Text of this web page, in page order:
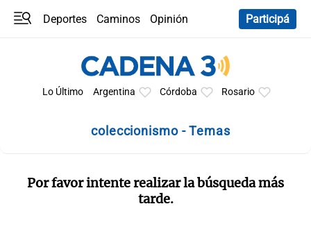
Deportes Caminos
Opinión
Participá
Lo Último Argentina Córdoba Rosario
coleccionismo - Temas
Por favor intente realizar la búsqueda más
tarde.